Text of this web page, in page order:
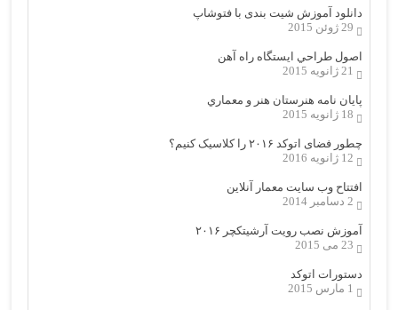
دانلود آموزش شیت بندی با فتوشاپ
29 ژوئن 2015
اصول طراحي ایستگاه راه آهن
21 ژانویه 2015
پایان نامه هنرستان هنر و معماري
18 ژانویه 2015
چطور فضای اتوکد ۲۰۱۶ را کلاسیک کنیم؟
12 ژانویه 2016
افتتاح وب سایت معمار آنلاین
2 دسامبر 2014
آموزش نصب رویت آرشیتکچر ۲۰۱۶
23 می 2015
دستورات اتوکد
1 مارس 2015